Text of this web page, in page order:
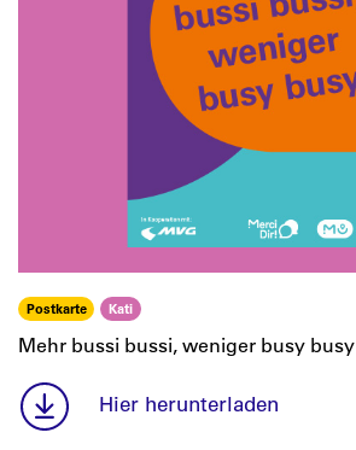
Postkarte Kati
Mehr bussi bussi, weniger busy busy
Hier herunterladen